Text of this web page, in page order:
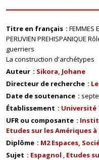
Titre en français
FEMMES
PERUVIEN PREHISPANIQUE
guerriers
La construction d'archétypes
Auteur
Sikora, Johane
Directeur de recherche
Date de soutenance
Établissement
Université
UFR ou composante
Etudes sur les Amériques à
Diplôme
M2 Espaces,
Sujet
Espagnol Etudes